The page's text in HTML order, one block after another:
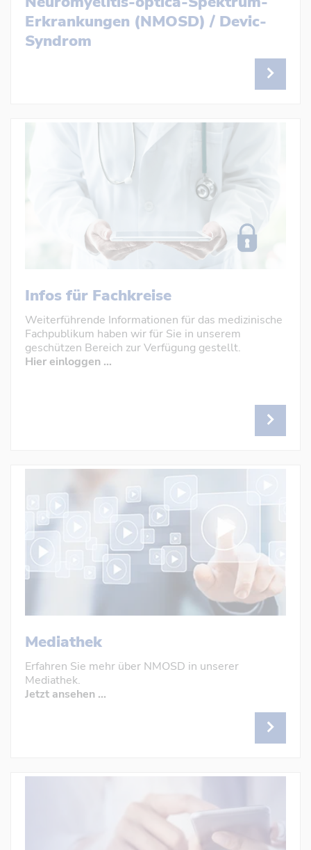
Erkrankungen (NMOSD) / Devic-
Syndrom
Infos für Fachkreise
Weiterführende Informationen für das medizinische
Fachpublikum haben wir für Sie in unserem
geschützen Bereich zur Verfügung gestellt.
Hier einloggen …
Mediathek
Erfahren Sie mehr über NMOSD in unserer
Mediathek.
Jetzt ansehen ...